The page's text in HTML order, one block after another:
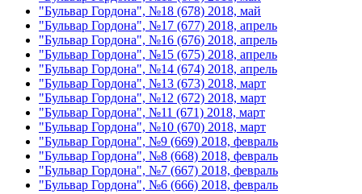
"Бульвар Гордона", №18 (678) 2018, май
"Бульвар Гордона", №17 (677) 2018, апрель
"Бульвар Гордона", №16 (676) 2018, апрель
"Бульвар Гордона", №15 (675) 2018, апрель
"Бульвар Гордона", №14 (674) 2018, апрель
"Бульвар Гордона", №13 (673) 2018, март
"Бульвар Гордона", №12 (672) 2018, март
"Бульвар Гордона", №11 (671) 2018, март
"Бульвар Гордона", №10 (670) 2018, март
"Бульвар Гордона", №9 (669) 2018, февраль
"Бульвар Гордона", №8 (668) 2018, февраль
"Бульвар Гордона", №7 (667) 2018, февраль
"Бульвар Гордона", №6 (666) 2018, февраль